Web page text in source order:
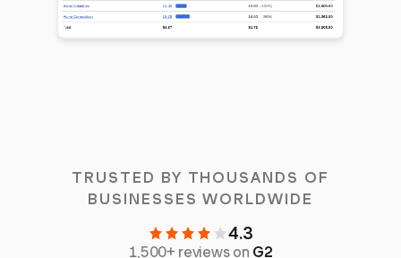
TRUSTED BY THOUSANDS OF
BUSINESSES WORLDWIDE
4.3
1,500+ reviews on G2